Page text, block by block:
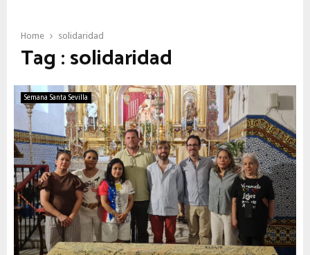
Home solidaridad
Tag : solidaridad
Semana Santa Sevilla